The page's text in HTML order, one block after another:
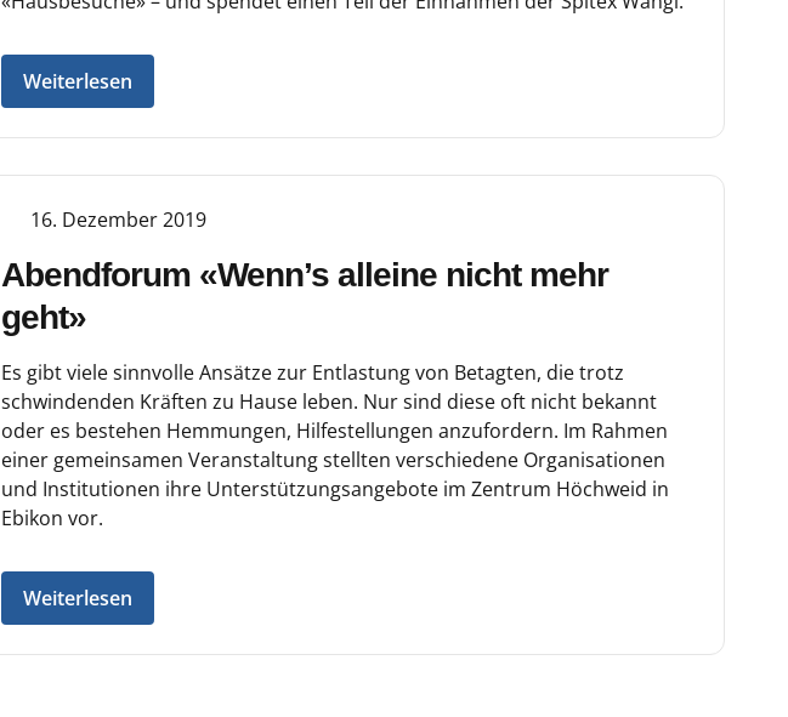
Weiterlesen
16. Dezember 2019
Abendforum «Wenn’s alleine nicht mehr
geht»
Es gibt viele sinnvolle Ansätze zur Entlastung von Betagten, die trotz
schwindenden Kräften zu Hause leben. Nur sind diese oft nicht bekannt
oder es bestehen Hemmungen, Hilfestellungen anzufordern. Im Rahmen
einer gemeinsamen Veranstaltung stellten verschiedene Organisationen
und Institutionen ihre Unterstützungsangebote im Zentrum Höchweid in
Ebikon vor.
Weiterlesen